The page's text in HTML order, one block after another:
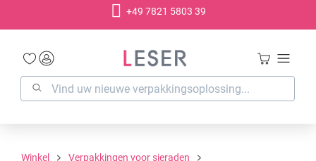
+49 7821 5803 39
Winkel
Verpakkingen voor sieraden